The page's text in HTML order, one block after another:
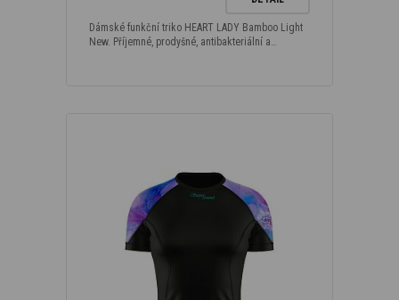
Dámské funkční triko HEART LADY Bamboo Light
New. Příjemné, prodyšné, antibakteriální a…